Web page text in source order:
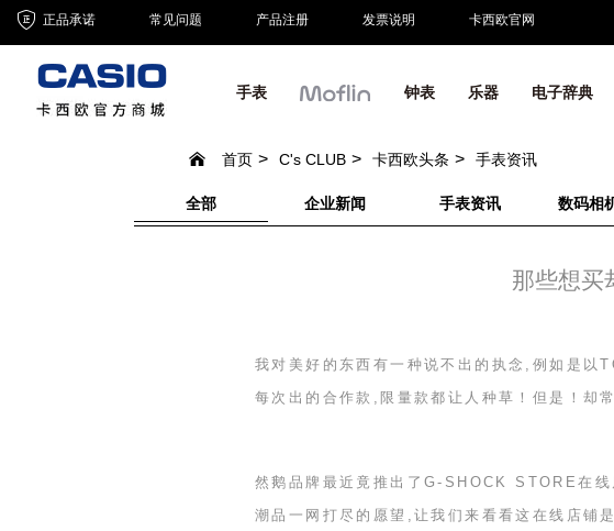
正品承诺 常见问题 产品注册 发票说明 卡西欧官网
手表 钟表 乐器 电子辞典
首页 C's CLUB 卡西欧头条 手表资讯
全部 企业新闻 手表资讯 数码相
那些想买
我对美好的东西有一种说不出的执念,例如是以
每次出的合作款,限量款都让人种草！但是！却
然鹅品牌最近竟推出了 G-SHOCK STORE在线
潮品一网打尽的愿望,让我们来看看这在线店铺